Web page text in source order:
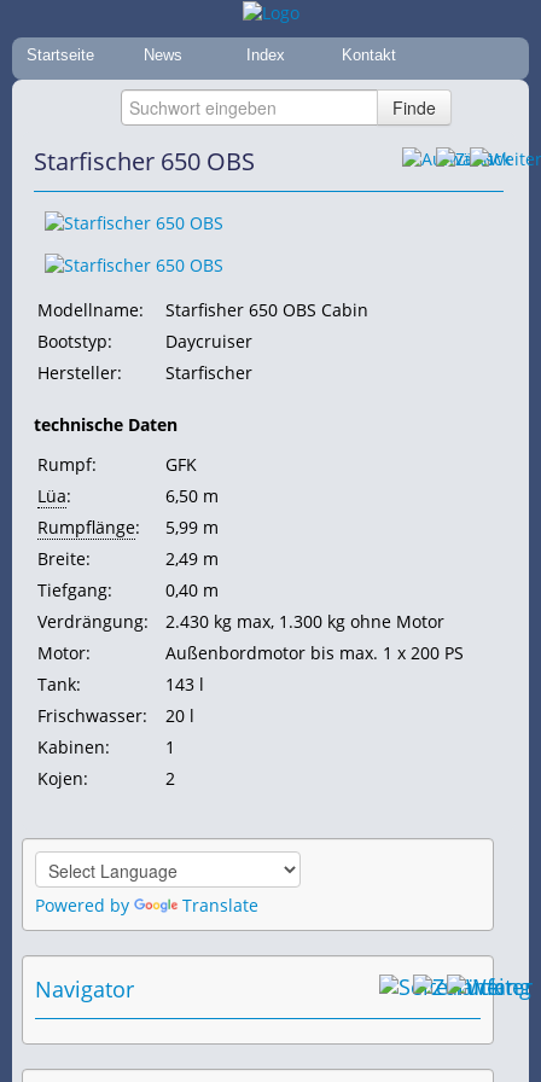
Startseite News Index Kontakt
Starfischer 650 OBS
Modellname:
Starfisher 650 OBS Cabin
Bootstyp:
Daycruiser
Hersteller:
Starfischer
technische Daten
Rumpf:
GFK
Lüa:
6,50 m
Rumpflänge:
5,99 m
Breite:
2,49 m
Tiefgang:
0,40 m
Verdrängung:
2.430 kg max, 1.300 kg ohne Motor
Motor:
Außenbordmotor bis max. 1 x 200 PS
Tank:
143 l
Frischwasser:
20 l
Kabinen:
1
Kojen:
2
Powered by Translate
Navigator